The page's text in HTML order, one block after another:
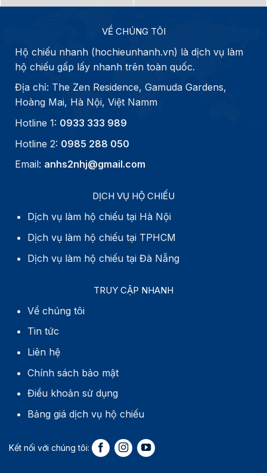
VỀ CHÚNG TÔI
Hộ chiếu nhanh (hochieunhanh.vn) là dịch vụ làm
hộ chiếu gấp lấy nhanh trên toàn quốc.
Địa chỉ: The Zen Residence, Gamuda Gardens,
Hoàng Mai, Hà Nội, Việt Namm
Hotline 1: 0933 333 989
Hotline 2: 0985 288 050
Email: anhs2nhj@gmail.com
DỊCH VỤ HỘ CHIẾU
Dịch vụ làm hộ chiếu tại Hà Nội
Dịch vụ làm hộ chiếu tại TPHCM
Dịch vụ làm hộ chiếu tại Đà Nẵng
TRUY CẬP NHANH
Về chúng tôi
Tin tức
Liên hệ
Chính sách bảo mật
Điều khoản sử dụng
Bảng giá dịch vụ hộ chiếu